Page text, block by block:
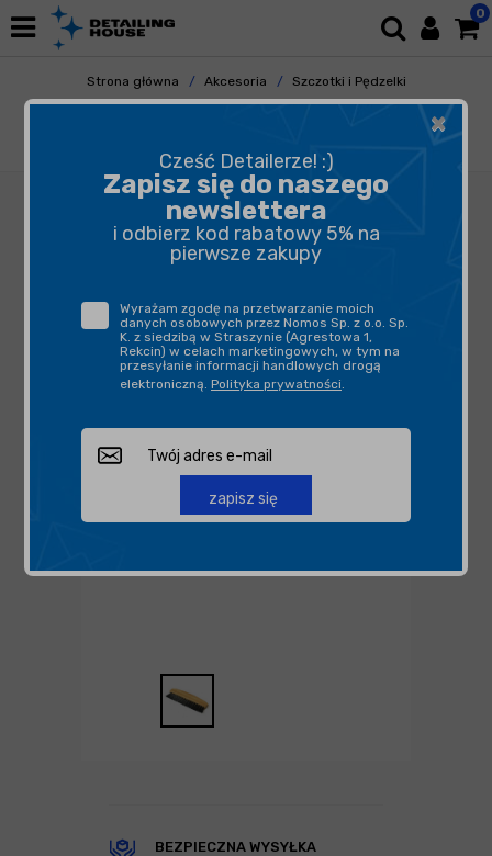
0
Strona główna Akcesoria
Szczotki i Pędzelki
Do Tapicerki
BEZPIECZNA WYSYŁKA
×
Cześć Detailerze! :)
Zapisz się do naszego
newslettera
i odbierz kod rabatowy 5% na
pierwsze zakupy
Wyrażam zgodę na przetwarzanie moich
danych osobowych przez Nomos Sp. z o.o. Sp.
K. z siedzibą w Straszynie (Agrestowa 1,
Rekcin) w celach marketingowych, w tym na
przesyłanie informacji handlowych drogą
elektroniczną. Polityka prywatności.
zapisz się